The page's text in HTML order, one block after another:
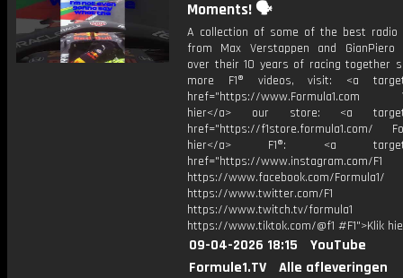
Moments! 🗣️
A collection of some of the best radio
from Max Verstappen and GianPiero
over their 10 years of racing together
more F1® videos, visit: <a
href="https://www.Formula1.com
hier</a> our store: <a
href="https://f1store.formula1.com/
hier</a> F1®: <a
href="https://www.instagram.com/F1
https://www.facebook.com/Formula1/
https://www.twitter.com/F1
https://www.twitch.tv/formula1
https://www.tiktok.com/@f1 #F1">Klik
09-04-2026 18:15
YouTube
Formule1.TV
Alle afleveringen